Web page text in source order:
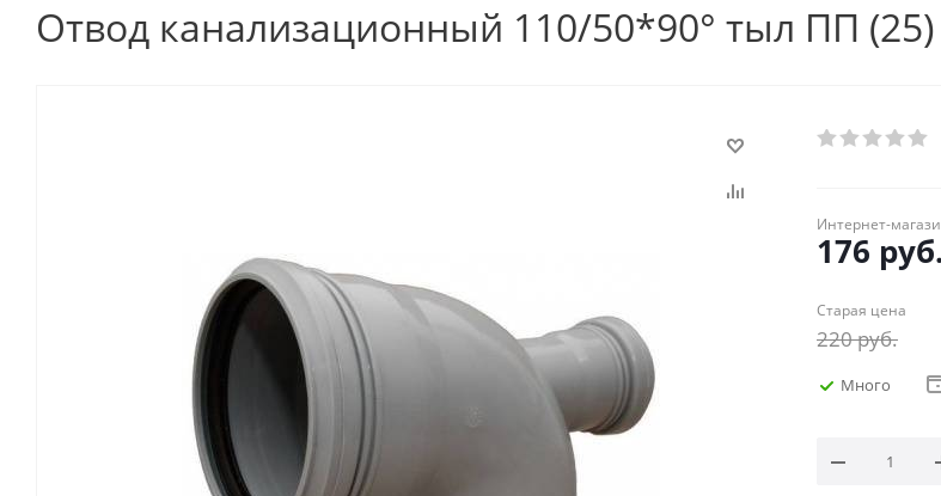
Отвод канализационный 110/50*90° тыл ПП (25)
Интернет-
176 руб.
Старая цена
220руб.
Много